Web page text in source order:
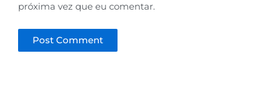
próxima vez que eu comentar.